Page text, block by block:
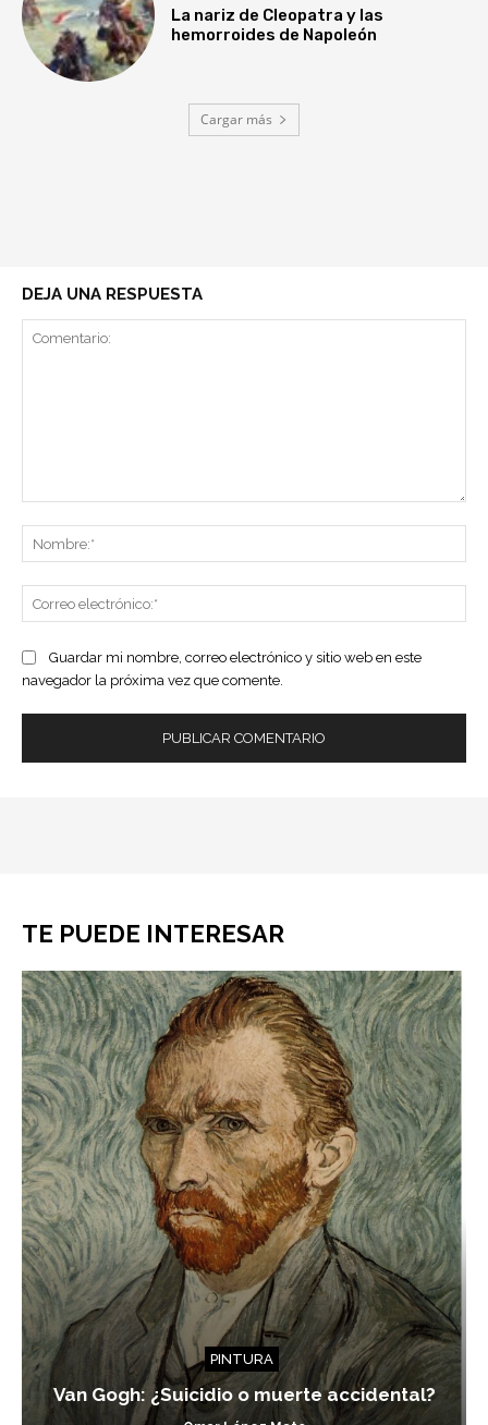
La nariz de Cleopatra y las
hemorroides de Napoleón
Cargar más
DEJA UNA RESPUESTA
Guardar mi nombre, correo electrónico y sitio web en este
navegador la próxima vez que comente.
TE PUEDE INTERESAR
PINTURA
Van Gogh: ¿Suicidio o muerte accidental?